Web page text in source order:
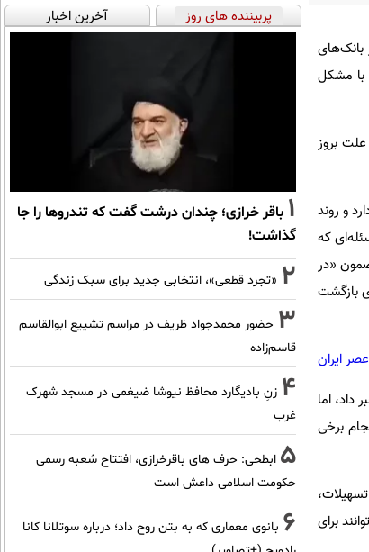
بانک‌های
با مشکل
بروز
و روند
که
«در
بازگشت
ایران
اما
برخی
برای
پربیننده های روز آخرین اخبار
1 باقر خرازی؛ چندان درشت گفت که تندروها را جا
گذاشت!
2 «تجرد قطعی»، انتخابی جدید برای سبک زندگی
3 حضور محمدجواد ظریف در مراسم تشییع ابوالقاسم
قاسم‌زاده
4 زنِ بادیگارد محافظ نیوشا ضیغمی در مسجد شهرک
غرب
5 ابطحی: حرف های باقرخرازی، افتتاح شعبه رسمی
حکومت اسلامی داعش است
6 بانوی معماری که به بتن روح داد؛ درباره سوتلانا کانا